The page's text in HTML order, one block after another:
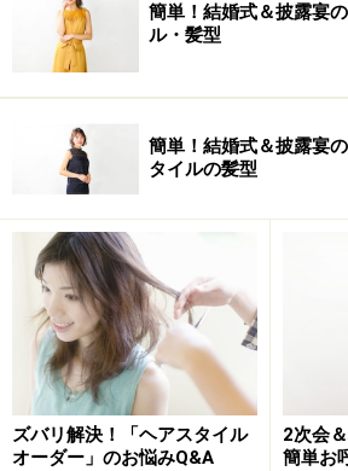
簡単！結婚式＆披露宴
ル・髪型
簡単！結婚式＆披露宴
タイルの髪型
ズバリ解決！「ヘアスタイル
オーダー」のお悩みQ&A
2次会
簡単お